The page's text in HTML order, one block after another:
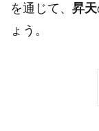
を通じて、 昇天
ょう。